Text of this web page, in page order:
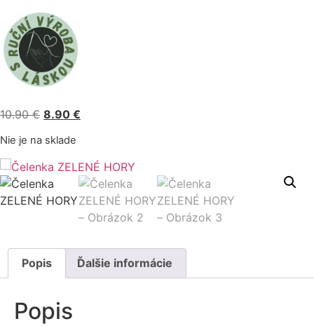
10.90€ Pôvodná
bola:
10.90 €.
8.90 €
8.90 €.
Nie je na sklade
Popis Ďalšie informácie
Popis